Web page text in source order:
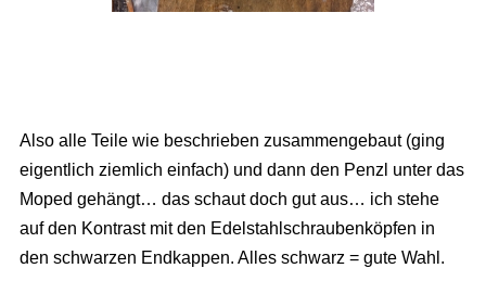
Also alle Teile wie beschrieben zusammengebaut (ging
eigentlich ziemlich einfach) und dann den Penzl unter das
Moped gehängt… das schaut doch gut aus… ich stehe
auf den Kontrast mit den Edelstahlschraubenköpfen in
den schwarzen Endkappen. Alles schwarz = gute Wahl.